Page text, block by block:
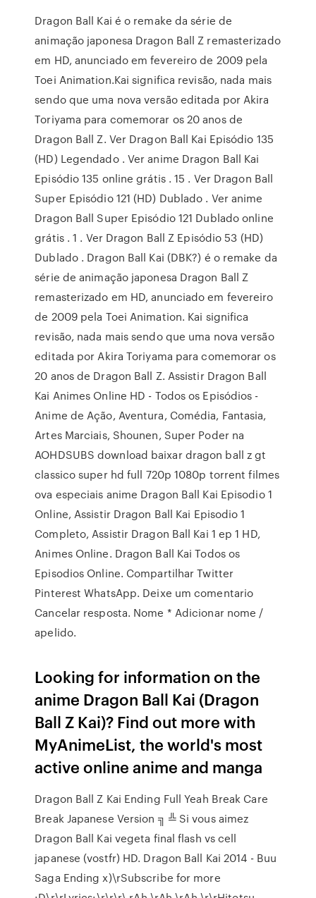
Dragon Ball Kai é o remake da série de
animação japonesa Dragon Ball Z remasterizado
em HD, anunciado em fevereiro de 2009 pela
Toei Animation.Kai significa revisão, nada mais
sendo que uma nova versão editada por Akira
Toriyama para comemorar os 20 anos de
Dragon Ball Z. Ver Dragon Ball Kai Episódio 135
(HD) Legendado . Ver anime Dragon Ball Kai
Episódio 135 online grátis . 15 . Ver Dragon Ball
Super Episódio 121 (HD) Dublado . Ver anime
Dragon Ball Super Episódio 121 Dublado online
grátis . 1 . Ver Dragon Ball Z Episódio 53 (HD)
Dublado . Dragon Ball Kai (DBK?) é o remake da
série de animação japonesa Dragon Ball Z
remasterizado em HD, anunciado em fevereiro
de 2009 pela Toei Animation. Kai significa
revisão, nada mais sendo que uma nova versão
editada por Akira Toriyama para comemorar os
20 anos de Dragon Ball Z. Assistir Dragon Ball
Kai Animes Online HD - Todos os Episódios -
Anime de Ação, Aventura, Comédia, Fantasia,
Artes Marciais, Shounen, Super Poder na
AOHDSUBS download baixar dragon ball z gt
classico super hd full 720p 1080p torrent filmes
ova especiais anime Dragon Ball Kai Episodio 1
Online, Assistir Dragon Ball Kai Episodio 1
Completo, Assistir Dragon Ball Kai 1 ep 1 HD,
Animes Online. Dragon Ball Kai Todos os
Episodios Online. Compartilhar Twitter
Pinterest WhatsApp. Deixe um comentario
Cancelar resposta. Nome * Adicionar nome /
apelido.
Looking for information on the
anime Dragon Ball Kai (Dragon
Ball Z Kai)? Find out more with
MyAnimeList, the world's most
active online anime and manga
Dragon Ball Z Kai Ending Full Yeah Break Care
Break Japanese Version ╗ ╩ Si vous aimez
Dragon Ball Kai vegeta final flash vs cell
japanese (vostfr) HD. Dragon Ball Kai 2014 - Buu
Saga Ending x)\rSubscribe for more